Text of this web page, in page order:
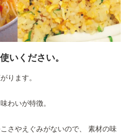
いください。
ります。
わいが特徴。
さやえぐみがないので、 素材の味
文責 薬糧開発株式会社（0120-